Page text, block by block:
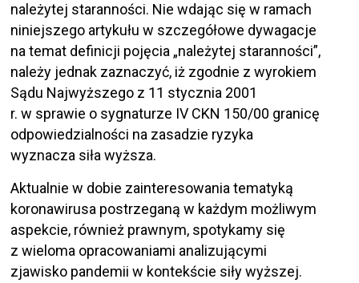
należytej staranności. Nie wdając się w ramach
niniejszego artykułu w szczegółowe dywagacje
na temat definicji pojęcia „należytej staranności”,
należy jednak zaznaczyć, iż zgodnie z wyrokiem
Sądu Najwyższego z 11 stycznia 2001
r. w sprawie o sygnaturze IV CKN 150/00 granicę
odpowiedzialności na zasadzie ryzyka
wyznacza siła wyższa.
Aktualnie w dobie zainteresowania tematyką
koronawirusa postrzeganą w każdym możliwym
aspekcie, również prawnym, spotykamy się
z wieloma opracowaniami analizującymi
zjawisko pandemii w kontekście siły wyższej.